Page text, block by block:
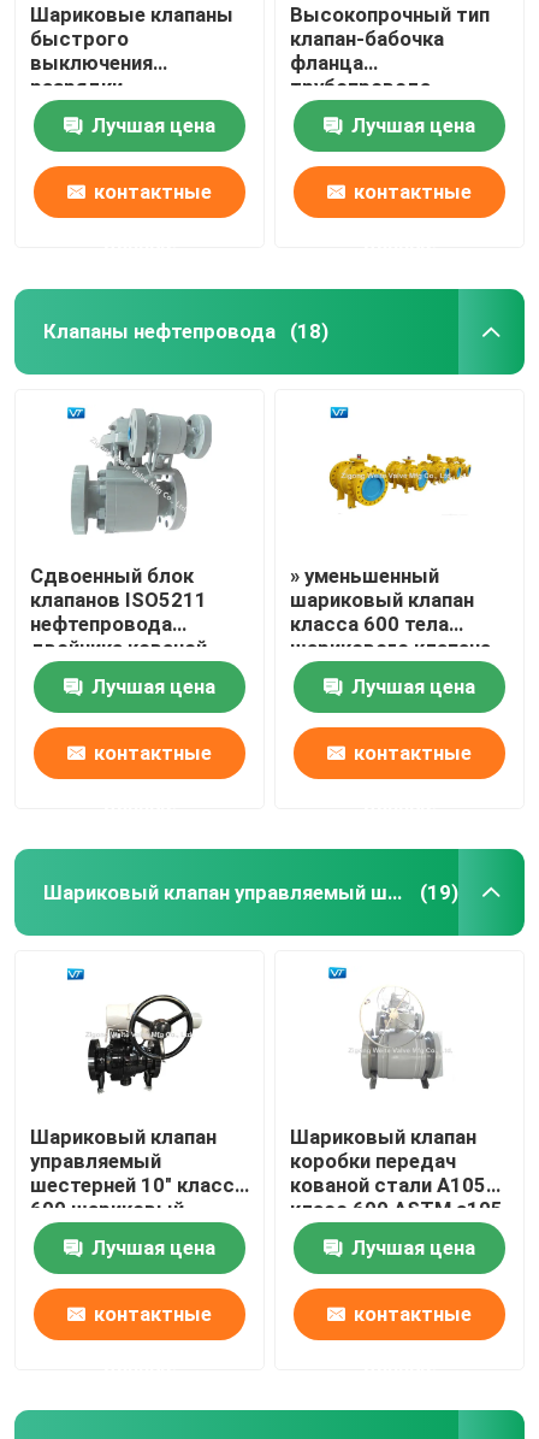
Шариковые клапаны
быстрого
выключения
разрядки
трубопровода
природного газа VT
быстрые двойные
Лучшая цена
контактные
Высокопрочный тип
клапан-бабочка
фланца
трубопровода
клапан-бабочки
коробки передач
Лучшая цена
контактные
Клапаны нефтепровода (18)
Сдвоенный блок
клапанов ISO5211
нефтепровода
двойника кованой
стали и
стравливающие
шариковые клапаны
Лучшая цена
контактные
» уменьшенный
шариковый клапан
класса 600 тела
шарикового клапана
WCC скважины 16x14
Лучшая цена
контактные
Шариковый клапан управляемый шестерней (19)
Шариковый клапан
управляемый
шестерней 10" класса
600 шариковый
клапан углерода WCB
стальнойЛучшая цена
контактные
Шариковый клапан
коробки передач
кованой стали A105
класс 600 ASTM a105
16 дюймов
Лучшая цена
контактные